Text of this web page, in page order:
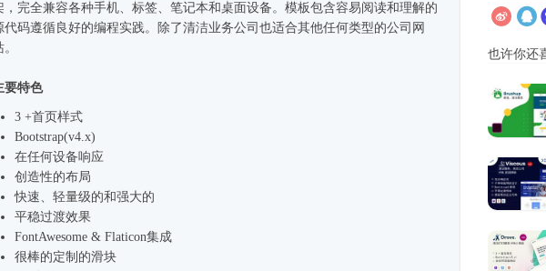
，完全兼容各种手机、标签、笔记本和桌面设备。模板包含容易阅读和理解的
代码遵循良好的编程实践。除了清洁业务公司也适合其他任何类型的公司网
。
要特色
3 +首页样式
Bootstrap(v4.x)
在任何设备响应
创造性的布局
快速、轻量级的和强大的
平稳过渡效果
FontAwesome & Flaticon集成
很棒的定制的滑块
也许你还